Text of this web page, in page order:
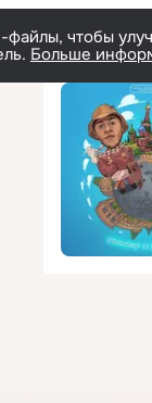
чтобы
Больше